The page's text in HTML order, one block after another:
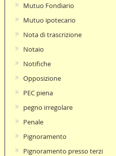
Mutuo Fondiario
Mutuo ipotecario
Nota di trascrizione
Notaio
Notifiche
Opposizione
PEC piena
pegno irregolare
Penale
Pignoramento
Pignoramento presso terzi